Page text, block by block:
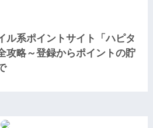
ル系ポイントサイト「ハピタ
攻略～登録からポイントの貯